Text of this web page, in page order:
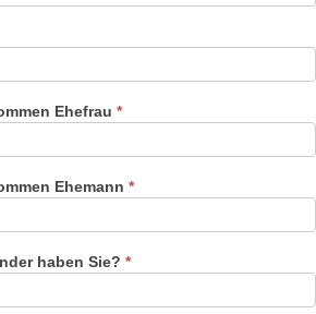
Ehefrau *
Ehemann *
haben Sie? *